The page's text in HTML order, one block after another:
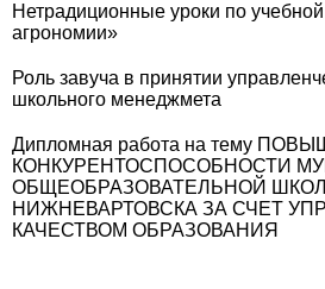
Нетрадиционные уроки по
агрономии»
Роль завуча в принятии
школьного менеджмета
Дипломная работа на тему
КОНКУРЕНТОСПОСОБНОСТИ
ОБЩЕОБРАЗОВАТЕЛЬНОЙ
НИЖНЕВАРТОВСКА ЗА СЧЕТ
КАЧЕСТВОМ ОБРАЗОВАНИЯ